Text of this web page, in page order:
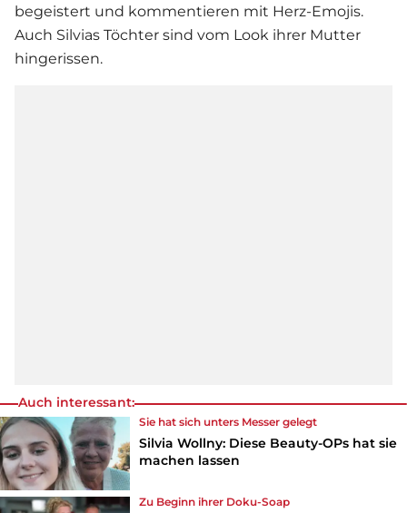
begeistert und kommentieren mit Herz-Emojis.
Auch Silvias Töchter sind vom Look ihrer Mutter
hingerissen.
Auch interessant:
Sie hat sich unters Messer gelegt
Silvia Wollny: Diese Beauty-OPs hat sie
machen lassen
Zu Beginn ihrer Doku-Soap